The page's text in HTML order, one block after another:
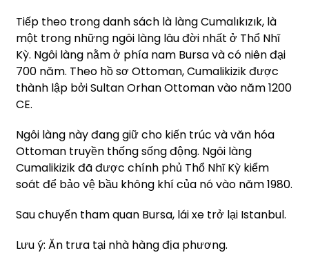
Tiếp theo trong danh sách là làng Cumalıkızık, là
một trong những ngôi làng lâu đời nhất ở Thổ Nhĩ
Kỳ. Ngôi làng nằm ở phía nam Bursa và có niên đại
700 năm. Theo hồ sơ Ottoman, Cumalikizik được
thành lập bởi Sultan Orhan Ottoman vào năm 1200
CE.
Ngôi làng này đang giữ cho kiến trúc và văn hóa
Ottoman truyền thống sống động. Ngôi làng
Cumalikizik đã được chính phủ Thổ Nhĩ Kỳ kiểm
soát để bảo vệ bầu không khí của nó vào năm 1980.
Sau chuyến tham quan Bursa, lái xe trở lại Istanbul.
Lưu ý: Ăn trưa tại nhà hàng địa phương.